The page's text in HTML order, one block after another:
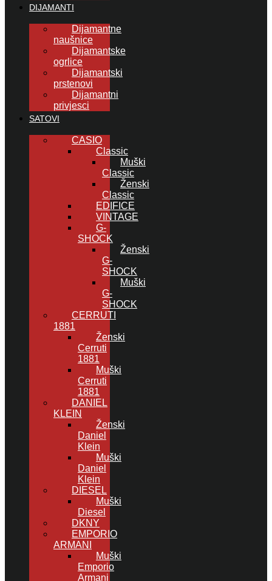
DIJAMANTI
Dijamantne
naušnice
Dijamantske
ogrlice
Dijamantski
prstenovi
Dijamantni
privjesci
SATOVI
CASIO
Classic
Muški
Classic
Ženski
Classic
EDIFICE
VINTAGE
G-
SHOCK
Ženski
G-
SHOCK
Muški
G-
SHOCK
CERRUTI
1881
Ženski
Cerruti
1881
Muški
Cerruti
1881
DANIEL
KLEIN
Ženski
Daniel
Klein
Muški
Daniel
Klein
DIESEL
Muški
Diesel
DKNY
EMPORIO
ARMANI
Muški
Emporio
Armani